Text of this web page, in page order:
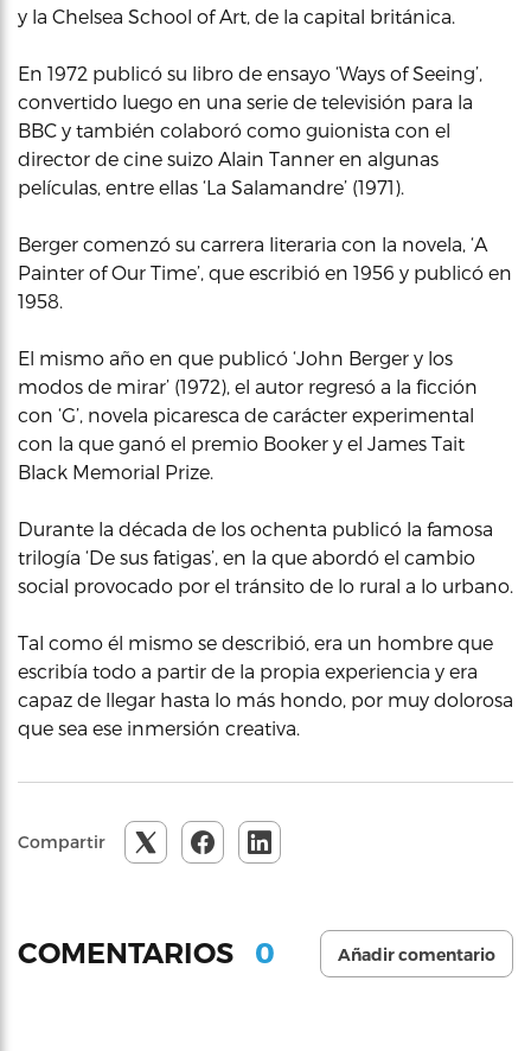
y la Chelsea School of Art, de la capital británica.
En 1972 publicó su libro de ensayo ‘Ways of Seeing’,
convertido luego en una serie de televisión para la
BBC y también colaboró como guionista con el
director de cine suizo Alain Tanner en algunas
películas, entre ellas ‘La Salamandre’ (1971).
Berger comenzó su carrera literaria con la novela, ‘A
Painter of Our Time’, que escribió en 1956 y publicó en
1958.
El mismo año en que publicó ‘John Berger y los
modos de mirar’ (1972), el autor regresó a la ficción
con ‘G’, novela picaresca de carácter experimental
con la que ganó el premio Booker y el James Tait
Black Memorial Prize.
Durante la década de los ochenta publicó la famosa
trilogía ‘De sus fatigas’, en la que abordó el cambio
social provocado por el tránsito de lo rural a lo urbano.
Tal como él mismo se describió, era un hombre que
escribía todo a partir de la propia experiencia y era
capaz de llegar hasta lo más hondo, por muy dolorosa
que sea ese inmersión creativa.
Compartir
COMENTARIOS 0 Añadir comentario